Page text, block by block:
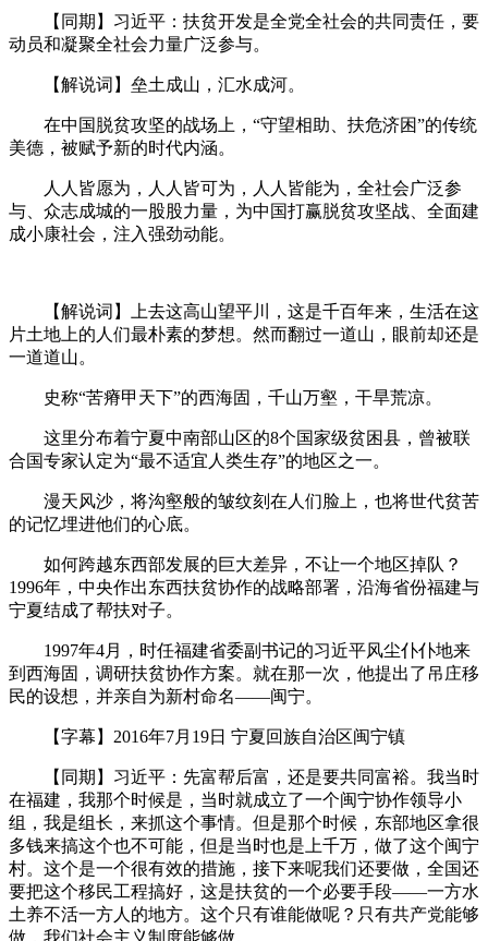
【同期】习近平：扶贫开发是全党全社会的共同责任，要
动员和凝聚全社会力量广泛参与。
【解说词】垒土成山，汇水成河。
在中国脱贫攻坚的战场上，“守望相助、扶危济困”的传统
美德，被赋予新的时代内涵。
人人皆愿为，人人皆可为，人人皆能为，全社会广泛参
与、众志成城的一股股力量，为中国打赢脱贫攻坚战、全面建
成小康社会，注入强劲动能。
【解说词】上去这高山望平川，这是千百年来，生活在这
片土地上的人们最朴素的梦想。然而翻过一道山，眼前却还是
一道道山。
史称“苦瘠甲天下”的西海固，千山万壑，干旱荒凉。
这里分布着宁夏中南部山区的8个国家级贫困县，曾被联
合国专家认定为“最不适宜人类生存”的地区之一。
漫天风沙，将沟壑般的皱纹刻在人们脸上，也将世代贫苦
的记忆埋进他们的心底。
如何跨越东西部发展的巨大差异，不让一个地区掉队？
1996年，中央作出东西扶贫协作的战略部署，沿海省份福建与
宁夏结成了帮扶对子。
1997年4月，时任福建省委副书记的习近平风尘仆仆地来
到西海固，调研扶贫协作方案。就在那一次，他提出了吊庄移
民的设想，并亲自为新村命名——闽宁。
【字幕】2016年7月19日 宁夏回族自治区闽宁镇
【同期】习近平：先富帮后富，还是要共同富裕。我当时
在福建，我那个时候是，当时就成立了一个闽宁协作领导小
组，我是组长，来抓这个事情。但是那个时候，东部地区拿很
多钱来搞这个也不可能，但是当时也是上千万，做了这个闽宁
村。这个是一个很有效的措施，接下来呢我们还要做，全国还
要把这个移民工程搞好，这是扶贫的一个必要手段——一方水
土养不活一方人的地方。这个只有谁能做呢？只有共产党能够
做，我们社会主义制度能够做。